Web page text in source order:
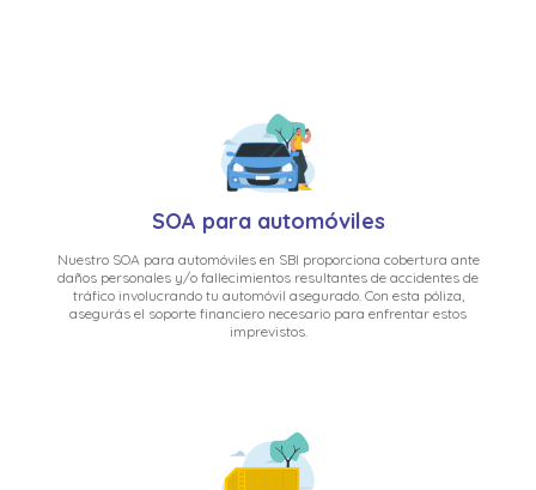
SOA para automóviles
Nuestro SOA para automóviles en SBI proporciona cobertura ante
daños personales y/o fallecimientos resultantes de accidentes de
tráfico involucrando tu automóvil asegurado. Con esta póliza,
asegurás el soporte financiero necesario para enfrentar estos
imprevistos.